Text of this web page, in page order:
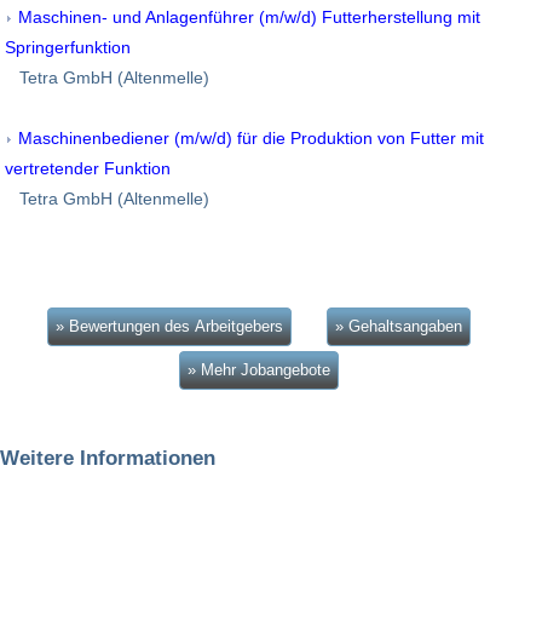
Maschinen- und Anlagenführer (m/w/d) Futterherstellung mit
Springerfunktion
Tetra GmbH (Altenmelle)
Maschinenbediener (m/w/d) für die Produktion von Futter mit
vertretender Funktion
Tetra GmbH (Altenmelle)
» Bewertungen des Arbeitgebers » Gehaltsangaben
» Mehr Jobangebote
Weitere Informationen